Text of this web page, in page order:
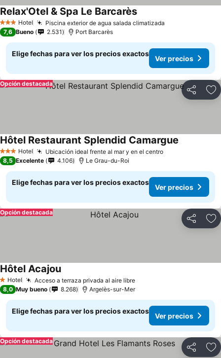
3 Estrellas
Hotel Piscina exterior de agua salada climatizada
Relax'Otel & Spa Le Barcarès
7,6 Bueno 2.531 Port Barcarès
Elige fechas para ver los precios exactos
Ver precios
Compartir
Opción destacada
3 Estrellas
Hotel Ubicación ideal frente al mar y en el centro
Hôtel Restaurant Splendid Camargue
8,5 Excelente 4.106 Le Grau-du-Roi
Elige fechas para ver los precios exactos
Ver precios
Compartir
Opción destacada
1 Estrellas
Hotel Acceso a terraza privada al aire libre
Hôtel Acajou
8,0 Muy bueno 8.268 Argelès-sur-Mer
Elige fechas para ver los precios exactos
Ver precios
Compartir
Opción destacada